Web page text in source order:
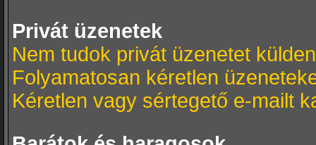
Privát üzenetek
Nem tudok privát üzenetet
Folyamatosan kéretlen
Kéretlen vagy sértegető e-mailt